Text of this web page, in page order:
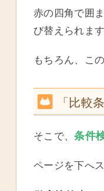
赤の四角で囲
び替えられます
もちろん、こ
「比較
そこで、条件
ページを下へ